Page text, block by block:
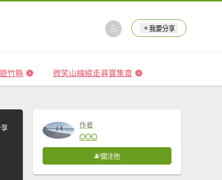
我要分享
竹縣 微笑山線縱走尋寶集章
作者
OOO
關注他